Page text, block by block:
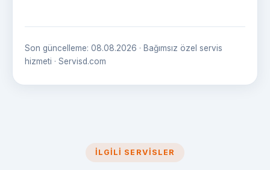
Son güncelleme: 08.08.2026 · Bağımsız özel servis
hizmeti · Servisd.com
İLGILI SERVISLER